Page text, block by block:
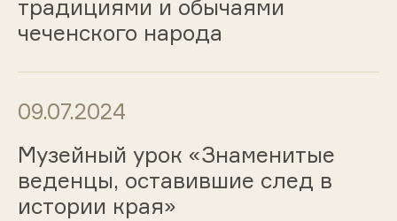
традициями и обычаями
чеченского народа
09.07.2024
Музейный урок «Знаменитые
веденцы, оставившие след в
истории края»